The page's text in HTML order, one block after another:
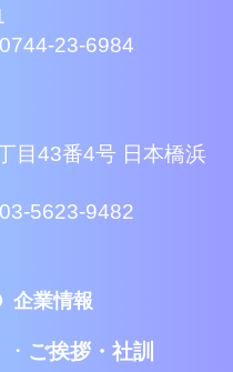
23-6984
目43番4号 日本橋浜
5623-9482
企業情報
ご挨拶・社訓